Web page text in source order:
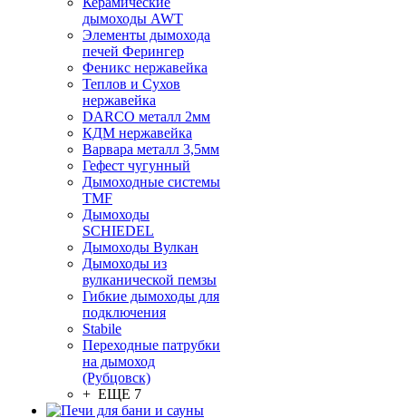
дымоходы AWT
Элементы дымохода
печей Ферингер
Феникс нержавейка
Теплов и Сухов
нержавейка
DARCO металл 2мм
КДМ нержавейка
Варвара металл 3,5мм
Гефест чугунный
Дымоходные системы
TMF
Дымоходы
SCHIEDEL
Дымоходы Вулкан
Дымоходы из
вулканической пемзы
Гибкие дымоходы для
подключения
Stabile
Переходные патрубки
на дымоход
(Рубцовск)
+ ЕЩЕ 7